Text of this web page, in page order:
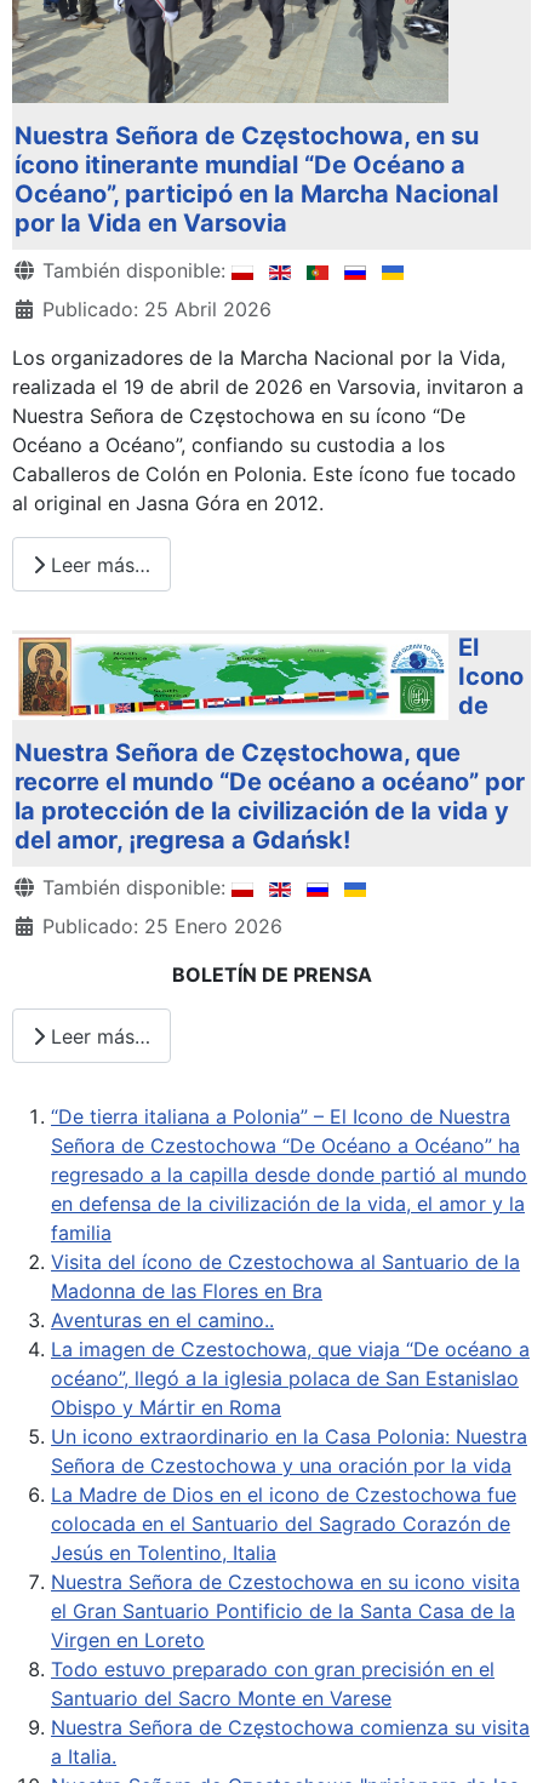
Nuestra Señora de Częstochowa, en su
ícono itinerante mundial “De Océano a
Océano”, participó en la Marcha Nacional
por la Vida en Varsovia
Detalles
También disponible:
Publicado: 25 Abril 2026
Los organizadores de la Marcha Nacional por la Vida,
realizada el 19 de abril de 2026 en Varsovia, invitaron a
Nuestra Señora de Częstochowa en su ícono “De
Océano a Océano”, confiando su custodia a los
Caballeros de Colón en Polonia. Este ícono fue tocado
al original en Jasna Góra en 2012.
Leer más…
El
Icono
de
Nuestra Señora de Częstochowa, que
recorre el mundo “De océano a océano” por
la protección de la civilización de la vida y
del amor, ¡regresa a Gdańsk!
Detalles
También disponible:
Publicado: 25 Enero 2026
BOLETÍN DE PRENSA
Leer más…
“De tierra italiana a Polonia” – El Icono de Nuestra
Señora de Czestochowa “De Océano a Océano” ha
regresado a la capilla desde donde partió al mundo
en defensa de la civilización de la vida, el amor y la
familia
Visita del ícono de Czestochowa al Santuario de la
Madonna de las Flores en Bra
Aventuras en el camino..
La imagen de Czestochowa, que viaja “De océano a
océano”, llegó a la iglesia polaca de San Estanislao
Obispo y Mártir en Roma
Un icono extraordinario en la Casa Polonia: Nuestra
Señora de Czestochowa y una oración por la vida
La Madre de Dios en el icono de Czestochowa fue
colocada en el Santuario del Sagrado Corazón de
Jesús en Tolentino, Italia
Nuestra Señora de Czestochowa en su icono visita
el Gran Santuario Pontificio de la Santa Casa de la
Virgen en Loreto
Todo estuvo preparado con gran precisión en el
Santuario del Sacro Monte en Varese
Nuestra Señora de Częstochowa comienza su visita
a Italia.